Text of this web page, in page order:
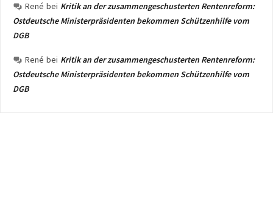
René bei Kritik an der zusammengeschusterten Rentenreform:
Ostdeutsche Ministerpräsidenten bekommen Schützenhilfe vom
DGB
René bei Kritik an der zusammengeschusterten Rentenreform:
Ostdeutsche Ministerpräsidenten bekommen Schützenhilfe vom
DGB